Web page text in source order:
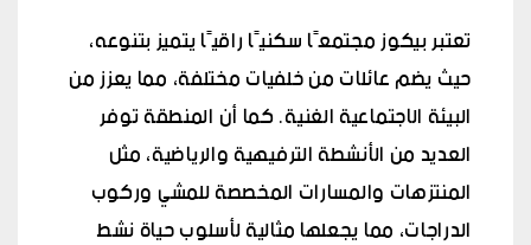
تعتبر بيكوز مجتمعًا سكنيًا راقيًا يتميز بتنوعه،
حيث يضم عائلات من خلفيات مختلفة، مما يعزز من
البيئة الاجتماعية الغنية. كما أن المنطقة توفر
العديد من الأنشطة الترفيهية والرياضية، مثل
المنتزهات والمسارات المخصصة للمشي وركوب
الدراجات، مما يجعلها مثالية لأسلوب حياة نشط